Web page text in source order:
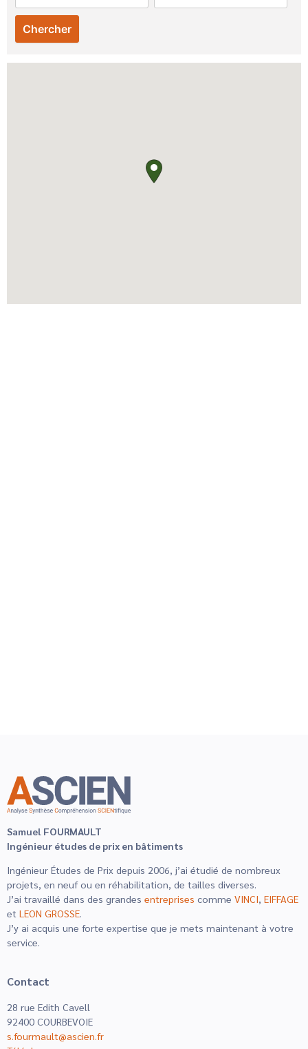
Samuel FOURMAULT
Ingénieur études de prix en bâtiments
Ingénieur Études de Prix depuis 2006, j’ai étudié de nombreux
projets, en neuf ou en réhabilitation, de tailles diverses.
J’ai travaillé dans des grandes entreprises comme VINCI, EIFFAGE
et LEON GROSSE.
J’y ai acquis une forte expertise que je mets maintenant à votre
service.
Contact
28 rue Edith Cavell
92400 COURBEVOIE
s.fourmault@ascien.fr